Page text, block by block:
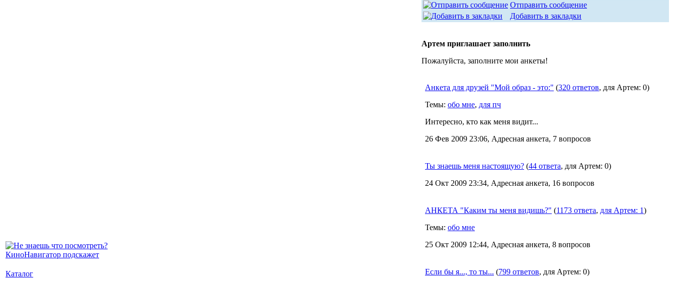
Каталог
Отправить сообщение
Добавить в закладки
Артем приглашает заполнить
Пожалуйста, заполните мои анкеты!
Анкета для друзей "Мой образ - это:" (320 ответов, для Артем: 0)
Темы: обо мне, для пч
Интересно, кто как меня видит...
26 Фев 2009 23:06, Адресная анкета, 7 вопросов
Ты знаешь меня настоящую? (44 ответа, для Артем: 0)
24 Окт 2009 23:34, Адресная анкета, 16 вопросов
АНКЕТА "Каким ты меня видишь?" (1173 ответа, для Артем: 1)
Темы: обо мне
25 Окт 2009 12:44, Адресная анкета, 8 вопросов
Если бы я..., то ты... (799 ответов, для Артем: 0)